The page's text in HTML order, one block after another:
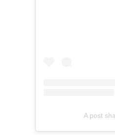
A post